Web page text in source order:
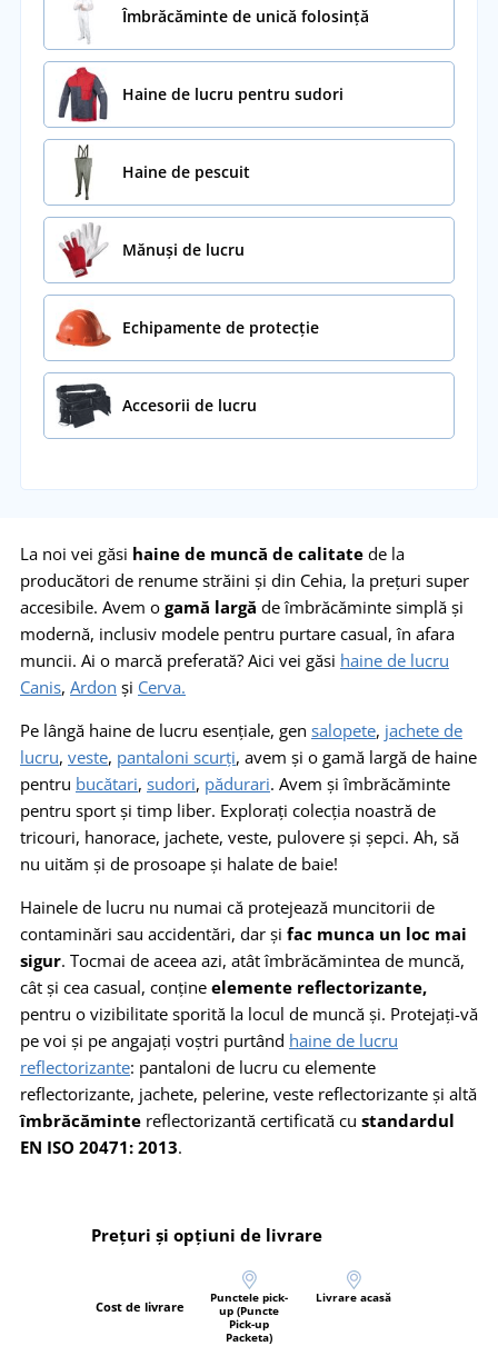
Îmbrăcăminte de unică folosință
Haine de lucru pentru sudori
Haine de pescuit
Mănuși de lucru
Echipamente de protecție
Accesorii de lucru
La noi vei găsi haine de muncă de calitate de la
producători de renume străini și din Cehia, la prețuri super
accesibile. Avem o gamă largă de îmbrăcăminte simplă și
modernă, inclusiv modele pentru purtare casual, în afara
muncii. Ai o marcă preferată? Aici vei găsi haine de lucru
Canis, Ardon și Cerva.
Pe lângă haine de lucru esențiale, gen salopete, jachete de
lucru, veste, pantaloni scurți, avem și o gamă largă de haine
pentru bucătari, sudori, pădurari. Avem și îmbrăcăminte
pentru sport și timp liber. Explorați colecția noastră de
tricouri, hanorace, jachete, veste, pulovere și șepci. Ah, să
nu uităm și de prosoape și halate de baie!
Hainele de lucru nu numai că protejează muncitorii de
contaminări sau accidentări, dar și fac munca un loc mai
sigur. Tocmai de aceea azi, atât îmbrăcămintea de muncă,
cât și cea casual, conține elemente reflectorizante,
pentru o vizibilitate sporită la locul de muncă și. Protejați-vă
pe voi și pe angajați voștri purtând haine de lucru
reflectorizante: pantaloni de lucru cu elemente
reflectorizante, jachete, pelerine, veste reflectorizante și altă
îmbrăcăminte reflectorizantă certificată cu standardul
EN ISO 20471: 2013.
Prețuri și opțiuni de livrare
Cost de livrare
Punctele pick-
up (Puncte
Pick-up
Packeta)
Livrare acasă